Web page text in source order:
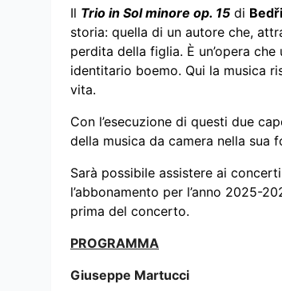
Il Trio in Sol minore op. 15 di
storia: quella di un autore che,
perdita della figlia. È un’opera
identitario boemo. Qui la musica
vita.
Con l’esecuzione di questi due
della musica da camera nella sua
Sarà possibile assistere ai
l’abbonamento per l’anno 2025-
prima del concerto.
PROGRAMMA
Giuseppe Martucci